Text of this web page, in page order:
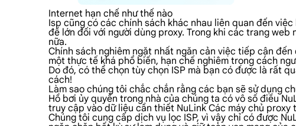
Internet hạn chế như thế nào
Isp cũng có các chính sách khác nhau liên quan đến
đề lớn đối với người dùng proxy. Trong khi các trang
nữa.
Chính sách nghiêm ngặt nhất ngăn cản việc tiếp cận
một thực tế khá phổ biến, hạn chế nghiêm trọng cách
Do đó, có thể chọn tùy chọn ISP mà bạn có được là rất
cách!
Làm sao chúng tôi chắc chắn rằng các bạn sẽ sử dụng
Hồ bơi ủy quyền trong nhà của chúng ta có vô số điều
truy cập vào dữ liệu cần thiết NuLink Các máy chủ
Chúng tôi cung cấp dịch vụ lọc ISP, vì vậy chỉ có được